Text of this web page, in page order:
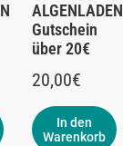
ALGENLADEN
Gutschein
über 20€
20,00€
In den
Warenkorb